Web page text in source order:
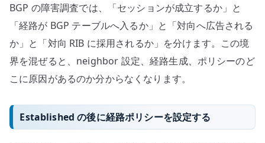
BGP の障害調査では、「セッションが成立するか」と
「経路が BGP テーブルへ入るか」と「対向へ広告される
か」と「対向 RIB に採用されるか」を分けます。この境
界を混ぜると、neighbor 設定、経路生成、ポリシーのど
こに原因があるのか分からなくなります。
Established の後に経路ポリシーを設定する